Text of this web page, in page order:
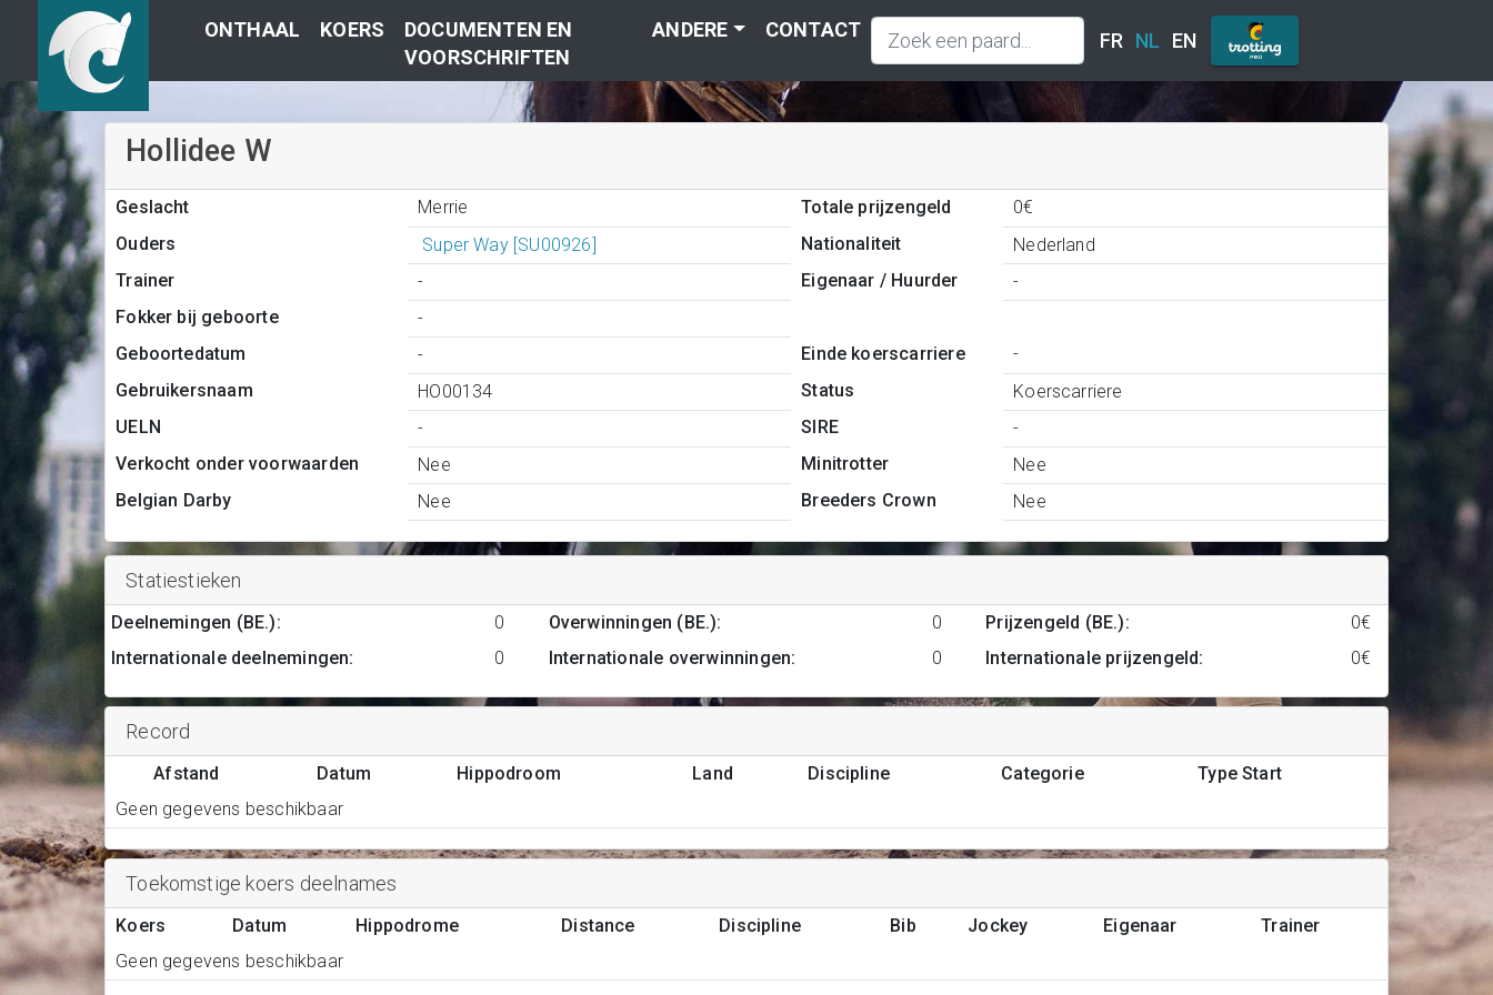
ONTHAAL KOERS
DOCUMENTEN EN
VOORSCHRIFTEN
ANDERE CONTACT FR NL EN
Hollidee W
Geslacht Merrie Totale prijzengeld
0€
Ouders
Super Way [SU00926] Nationaliteit
Nederland
Trainer
- Eigenaar / Huurder
-
Fokker bij geboorte
-
Geboortedatum
- Einde koerscarriere
-
Gebruikersnaam
HO00134 Status
Koerscarriere
UELN
- SIRE
-
Verkocht onder voorwaarden
Nee Minitrotter
Nee
Belgian Darby
Nee Breeders Crown Nee
Statiestieken
Deelnemingen (BE.):
0
Internationale deelnemingen: 0
Overwinningen (BE.):
0
Internationale overwinningen: 0
Prijzengeld (BE.):
0€
Internationale prijzengeld: 0€
Record
Afstand Datum Hippodroom Land Discipline Categorie
Type Start
Geen gegevens beschikbaar
Toekomstige koers deelnames
Koers Datum Hippodrome Distance Discipline Bib Jockey Eigenaar
Trainer
Geen gegevens beschikbaar